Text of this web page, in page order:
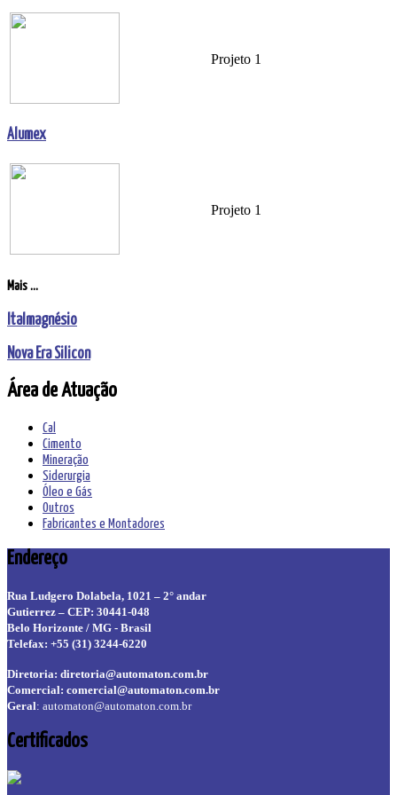
Projeto 1
Alumex
Projeto 1
Mais ...
Italmagnésio
Nova Era Silicon
Área de Atuação
Cal
Cimento
Mineração
Siderurgia
Óleo e Gás
Outros
Fabricantes e Montadores
Endereço
Rua Ludgero Dolabela, 1021 – 2° andar
Gutierrez – CEP: 30441-048
Belo Horizonte / MG - Brasil
Telefax: +55 (31) 3244-6220
Diretoria: diretoria@automaton.com.br
Comercial: comercial@automaton.com.br
Geral: automaton@automaton.com.br
Certificados